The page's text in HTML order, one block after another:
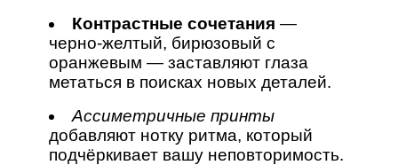
Контрастные сочетания —
черно‑желтый, бирюзовый с
оранжевым — заставляют глаза
метаться в поисках новых деталей.
Ассиметричные принты
добавляют нотку ритма, который
подчёркивает вашу неповторимость.